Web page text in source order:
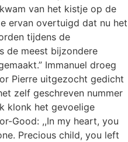
van het kistje op de
ervan overtuigd dat nu het
tijdens de
de meest bijzondere
Immanuel droeg
Pierre uitgezocht gedicht
zelf geschreven nummer
klonk het gevoelige
Good: ,,In my heart, you
Precious child, you left